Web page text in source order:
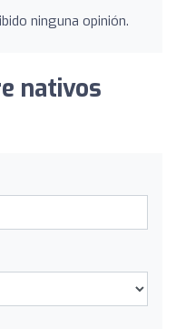
ninguna opinión.
nativos